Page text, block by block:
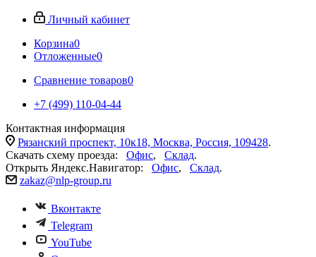
Личный кабинет
Корзина0
Отложенные0
Сравнение товаров0
+7 (499) 110-04-44
Контактная информация
Рязанский проспект, 10к18, Москва, Россия, 109428.
Скачать схему проезда: Офис, Склад.
Открыть Яндекс.Навигатор: Офис, Склад.
zakaz@nlp-group.ru
Вконтакте
Telegram
YouTube